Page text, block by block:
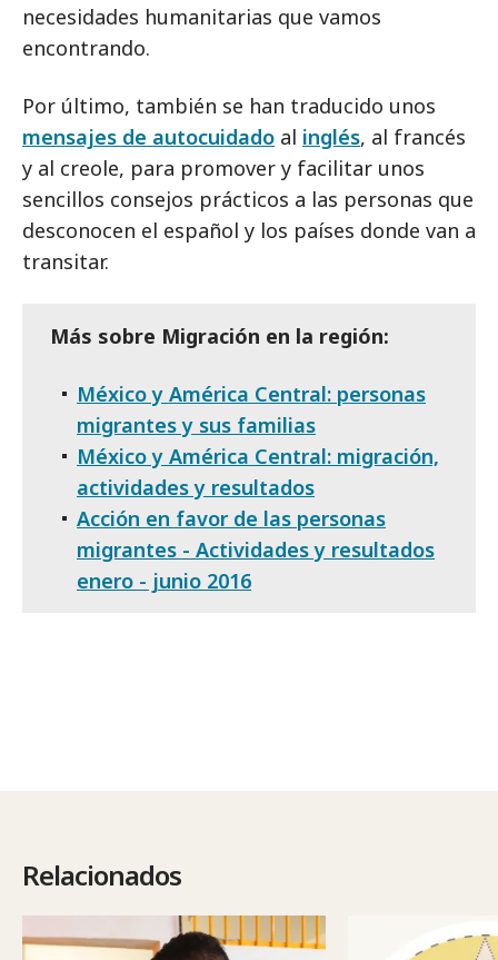
necesidades humanitarias que vamos
encontrando.
Por último, también se han traducido unos
mensajes de autocuidado al inglés, al francés
y al creole, para promover y facilitar unos
sencillos consejos prácticos a las personas que
desconocen el español y los países donde van a
transitar.
Más sobre Migración en la región:
México y América Central: personas
migrantes y sus familias
México y América Central: migración,
actividades y resultados
Acción en favor de las personas
migrantes - Actividades y resultados
enero - junio 2016
Relacionados